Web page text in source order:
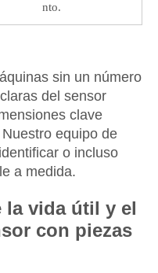
nto.
sin un número
del sensor
clave
equipo de
o incluso
a medida.
la vida útil y el
con piezas